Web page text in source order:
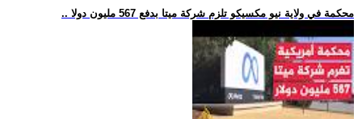
.. محكمة في ولاية نيو مكسيكو تلزم شركة ميتا بدفع 567 مليون دولا